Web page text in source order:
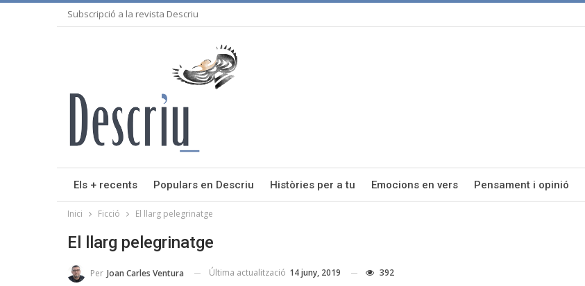
Subscripció a la revista Descriu
Els + recents Populars en Descriu Històries per a tu Emocions en vers Pensament i opinió
Inici Ficció El llarg pelegrinatge
El llarg pelegrinatge
Per Joan Carles Ventura Última actualització 14 juny, 2019 392